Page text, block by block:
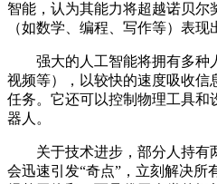
智能，认为其能力将超越诺贝尔
（如数学、编程、写作等）表现
强大的人工智能将拥有多种人
视频等），以较快的速度吸收信
任务。它还可以控制物理工具和
器人。
关于技术进步，部分人持有
会迅速引发“奇点”，立刻解决所